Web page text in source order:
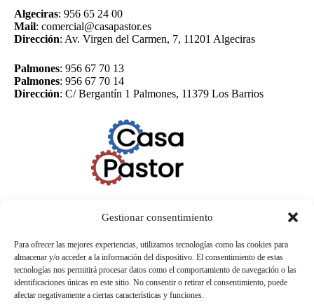
Gestionar consentimiento
Para ofrecer las mejores experiencias, utilizamos tecnologías como las cookies para
almacenar y/o acceder a la información del dispositivo. El consentimiento de estas
tecnologías nos permitirá procesar datos como el comportamiento de navegación o las
identificaciones únicas en este sitio. No consentir o retirar el consentimiento, puede
afectar negativamente a ciertas características y funciones.
Algeciras: 956 65 24 00
Mail: comercial@casapastor.es
Dirección: Av. Virgen del Carmen, 7, 11201 Algeciras
Palmones: 956 67 70 13
Palmones: 956 67 70 14
Dirección: C/ Bergantín 1 Palmones, 11379 Los Barrios